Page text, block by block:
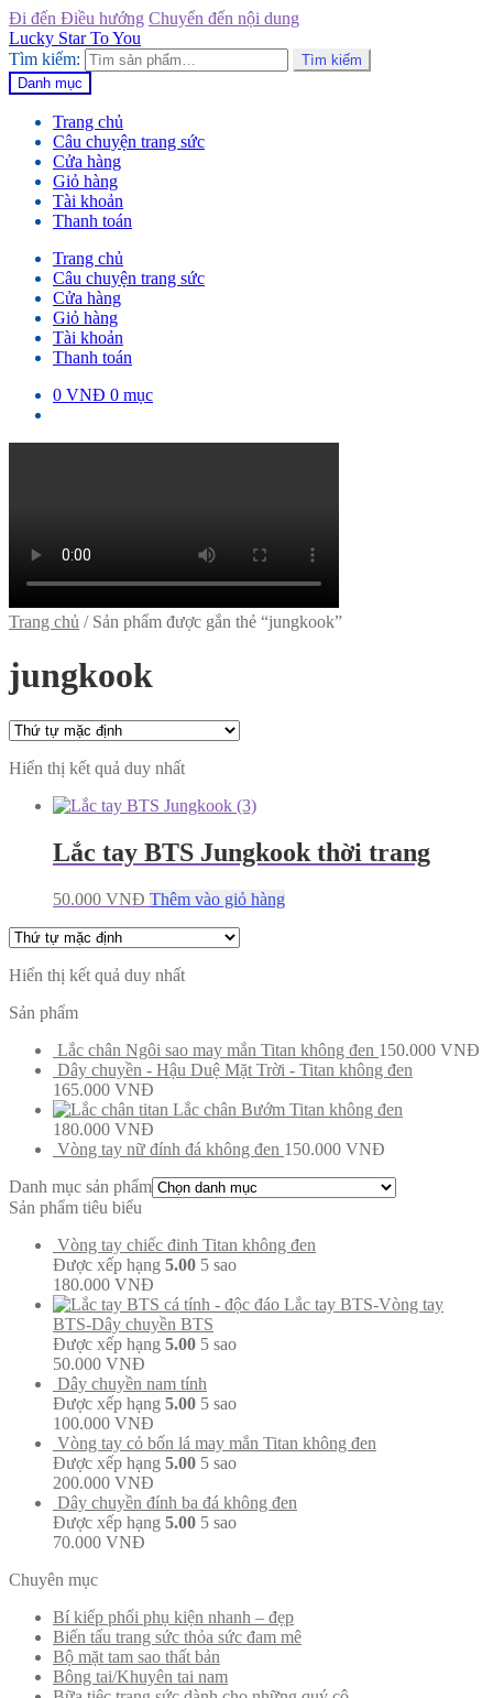
Đi đến Điều hướng Chuyển đến nội dung
Lucky Star To You
Tìm kiếm:
Tìm kiếm
Danh mục
Trang chủ
Câu chuyện trang sức
Cửa hàng
Giỏ hàng
Tài khoản
Thanh toán
Trang chủ
Câu chuyện trang sức
Cửa hàng
Giỏ hàng
Tài khoản
Thanh toán
0 VNĐ 0 mục
Trang chủ / Sản phẩm được gắn thẻ “jungkook”
jungkook
Hiển thị kết quả duy nhất
Lắc tay BTS Jungkook thời trang
50.000 VNĐ Thêm vào giỏ hàng
Hiển thị kết quả duy nhất
Sản phẩm
Lắc chân Ngôi sao may mắn Titan không đen 150.000 VNĐ
Dây chuyền - Hậu Duệ Mặt Trời - Titan không đen
165.000 VNĐ
Lắc chân Bướm Titan không đen
180.000 VNĐ
Vòng tay nữ đính đá không đen 150.000 VNĐ
Danh mục sản phẩm
Sản phẩm tiêu biểu
Vòng tay chiếc đinh Titan không đen
Được xếp hạng 5.00 5 sao
180.000 VNĐ
Lắc tay BTS-Vòng tay
BTS-Dây chuyền BTS
Được xếp hạng 5.00 5 sao
50.000 VNĐ
Dây chuyền nam tính
Được xếp hạng 5.00 5 sao
100.000 VNĐ
Vòng tay cỏ bốn lá may mắn Titan không đen
Được xếp hạng 5.00 5 sao
200.000 VNĐ
Dây chuyền đính ba đá không đen
Được xếp hạng 5.00 5 sao
70.000 VNĐ
Chuyên mục
Bí kiếp phối phụ kiện nhanh – đẹp
Biến tấu trang sức thỏa sức đam mê
Bộ mặt tam sao thất bản
Bông tai/Khuyên tai nam